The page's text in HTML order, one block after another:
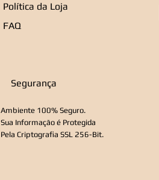
Política da Loja
FAQ
Segurança
Ambiente 100% Seguro.
Sua Informação é Protegida
Pela Criptografia SSL 256-Bit.